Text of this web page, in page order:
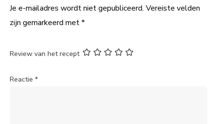
Je e-mailadres wordt niet gepubliceerd. Vereiste velden
zijn gemarkeerd met*
Review van het recept
Reactie *